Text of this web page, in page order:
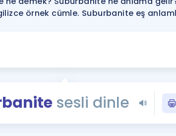
YDS ve YÖKDİL'e
Tüm ÖSYM
Blog
YDS - YÖKDİL
İngilizce
örnek cümle. Suburbanite eş
sesli dinle